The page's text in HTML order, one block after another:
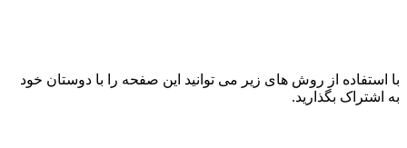
با استفاده از روش های زیر می توانید این صفحه را با دوستان خود
به اشتراک بگذارید.